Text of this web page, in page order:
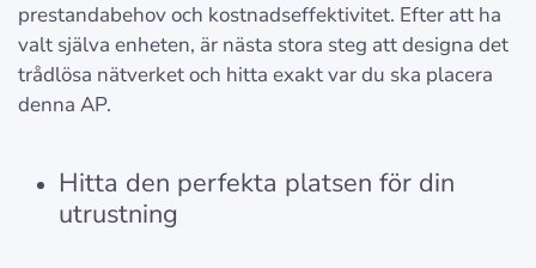
prestandabehov och kostnadseffektivitet. Efter att ha
valt själva enheten, är nästa stora steg att designa det
trådlösa nätverket och hitta exakt var du ska placera
denna AP.
Hitta den perfekta platsen för din
utrustning